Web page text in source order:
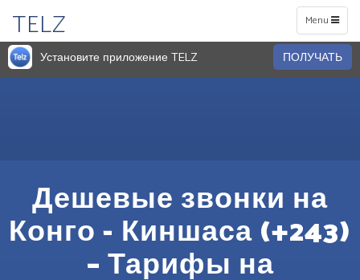
Toggle
navigation
Menu
TELZ
Установите приложение TELZ ПОЛУЧАТЬ
Дешевые звонки на
Конго - Киншаса (+243)
– Тарифы на